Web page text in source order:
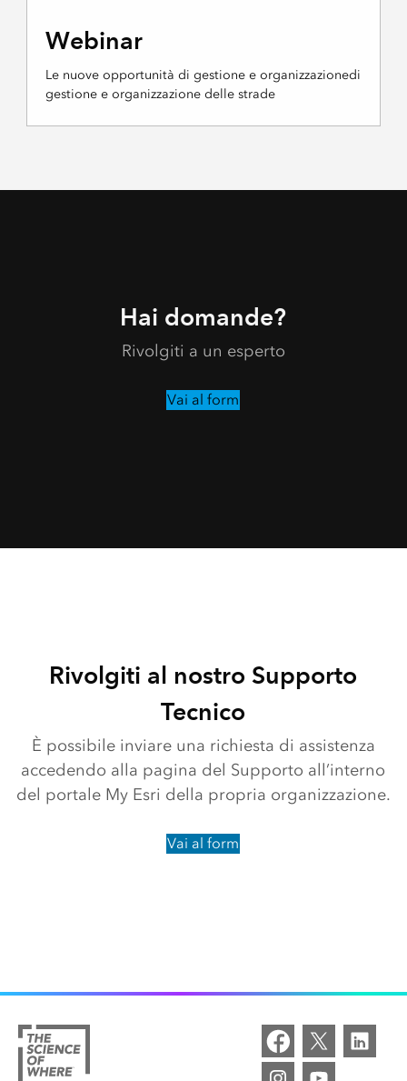
Webinar
Le nuove opportunità di gestione e organizzazionedi
gestione e organizzazione delle strade
Hai domande?
Rivolgiti a un esperto
Vai al form
Rivolgiti al nostro Supporto
Tecnico
È possibile inviare una richiesta di assistenza
accedendo alla pagina del Supporto all’interno
del portale My Esri della propria organizzazione.
Vai al form